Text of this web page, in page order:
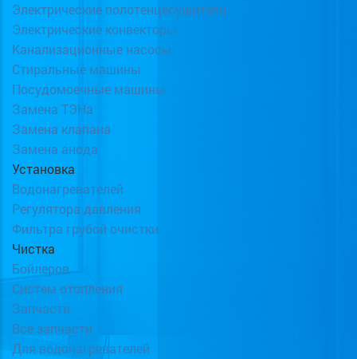
Электрические полотенцесушители
Электрические конвекторы
Канализационные насосы
Стиральные машины
Посудомоечные машины
Замена ТЭНа
Замена клапана
Замена анода
Установка
Водонагревателей
Регулятора давления
Фильтра грубой очистки
Чистка
Бойлеров
Систем отопления
Запчасти
Все запчасти
Для водонагревателей